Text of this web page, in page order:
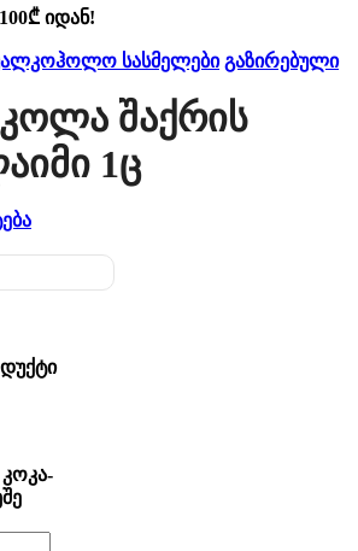
იდან!
სასმელები გაზირებული
Შაქრის
1ც